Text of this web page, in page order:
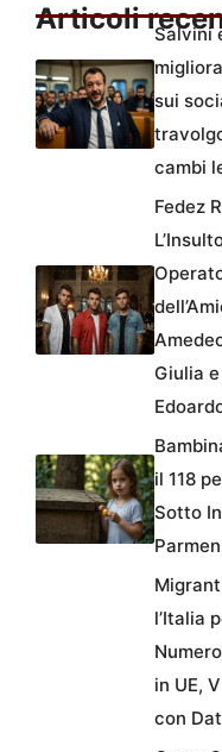
Articoli
Salvini
sui
cambi
Fedez
Giulia
il 118
Sotto
l’Italia
in UE,
con